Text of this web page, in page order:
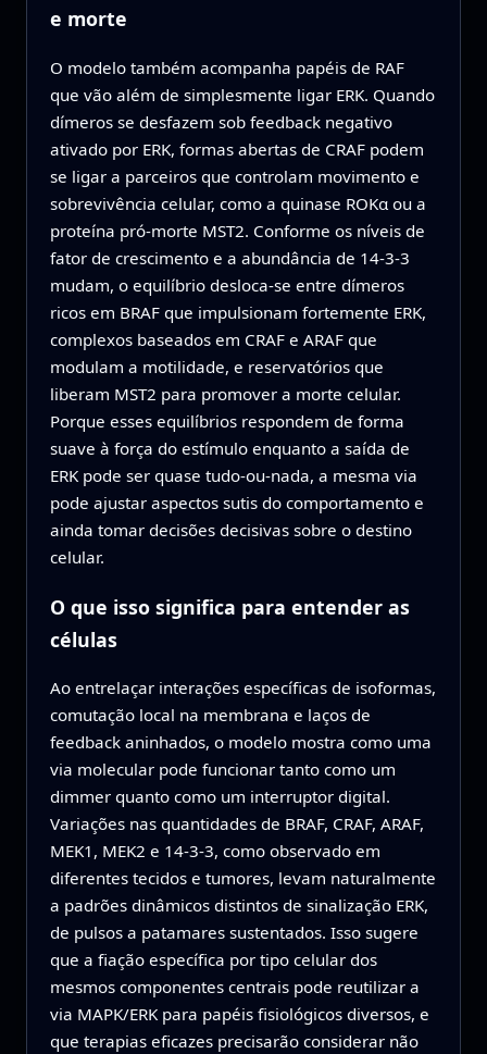
e morte
O modelo também acompanha papéis de RAF
que vão além de simplesmente ligar ERK. Quando
dímeros se desfazem sob feedback negativo
ativado por ERK, formas abertas de CRAF podem
se ligar a parceiros que controlam movimento e
sobrevivência celular, como a quinase ROKα ou a
proteína pró-morte MST2. Conforme os níveis de
fator de crescimento e a abundância de 14-3-3
mudam, o equilíbrio desloca-se entre dímeros
ricos em BRAF que impulsionam fortemente ERK,
complexos baseados em CRAF e ARAF que
modulam a motilidade, e reservatórios que
liberam MST2 para promover a morte celular.
Porque esses equilíbrios respondem de forma
suave à força do estímulo enquanto a saída de
ERK pode ser quase tudo-ou-nada, a mesma via
pode ajustar aspectos sutis do comportamento e
ainda tomar decisões decisivas sobre o destino
celular.
O que isso significa para entender as
células
Ao entrelaçar interações específicas de isoformas,
comutação local na membrana e laços de
feedback aninhados, o modelo mostra como uma
via molecular pode funcionar tanto como um
dimmer quanto como um interruptor digital.
Variações nas quantidades de BRAF, CRAF, ARAF,
MEK1, MEK2 e 14-3-3, como observado em
diferentes tecidos e tumores, levam naturalmente
a padrões dinâmicos distintos de sinalização ERK,
de pulsos a patamares sustentados. Isso sugere
que a fiação específica por tipo celular dos
mesmos componentes centrais pode reutilizar a
via MAPK/ERK para papéis fisiológicos diversos, e
que terapias eficazes precisarão considerar não